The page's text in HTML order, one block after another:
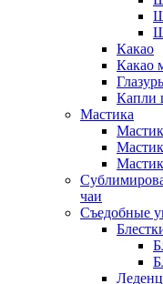
Какао
Какао
Глазурь
Капли
Мастика
чаи
Съедобные